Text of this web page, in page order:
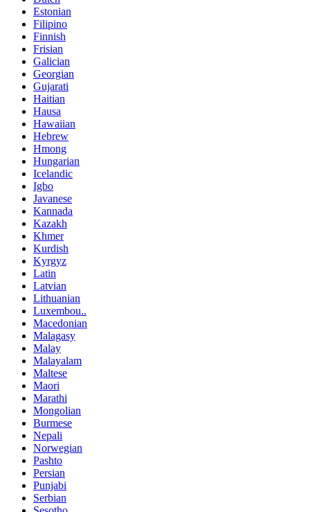
Estonian
Filipino
Finnish
Frisian
Galician
Georgian
Gujarati
Haitian
Hausa
Hawaiian
Hebrew
Hmong
Hungarian
Icelandic
Igbo
Javanese
Kannada
Kazakh
Khmer
Kurdish
Kyrgyz
Latin
Latvian
Lithuanian
Luxembou..
Macedonian
Malagasy
Malay
Malayalam
Maltese
Maori
Marathi
Mongolian
Burmese
Nepali
Norwegian
Pashto
Persian
Punjabi
Serbian